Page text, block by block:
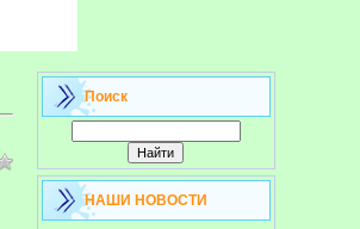
Поиск
НАШИ НОВОСТИ